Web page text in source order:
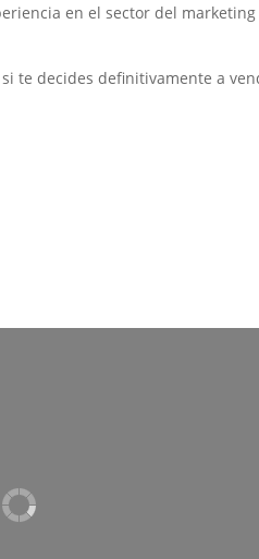
en el sector del
te decides definitivamente a